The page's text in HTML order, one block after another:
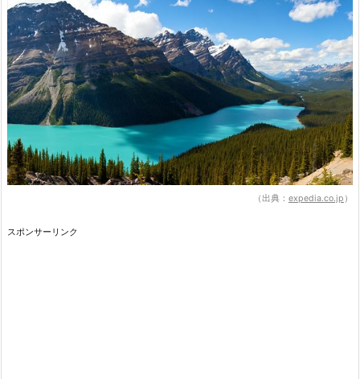
（出典： expedia.co.jp ）
スポンサーリンク